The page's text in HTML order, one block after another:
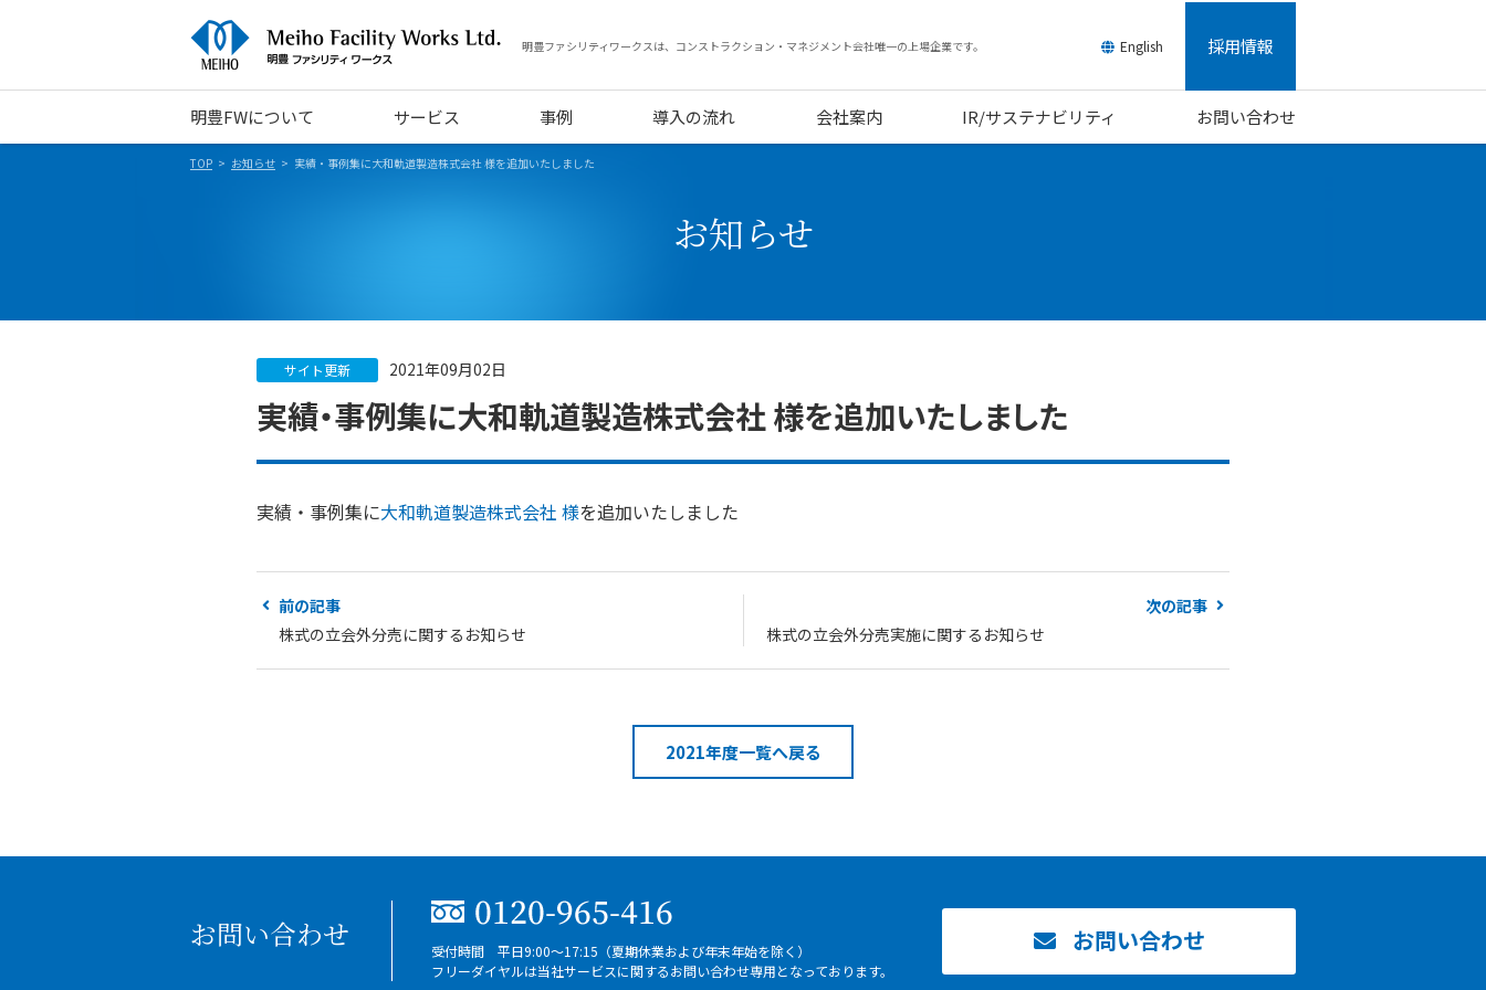
明豊ファシリティワークスは、コンストラクション・マネジメント会社唯一の上場企業です。
明豊FWについて サービス 事例 導入の流れ 会社案内 IR/サステナビリティ
採用情報
お問い合わせ
English
TOP お知らせ 実績・事例集に大和軌道製造株式会社 様を追加いたしました
お知らせ
サイト更新 2021年09月02日
実績・事例集に大和軌道製造株式会社 様を追加いたしました
実績・事例集に大和軌道製造株式会社 様を追加いたしました
前の記事
株式の立会外分売に関するお知らせ
次の記事
株式の立会外分売実施に関するお知らせ
2021年度一覧へ戻る
お問い合わせ
受付時間 平日9:00～17:15（夏期休業および年末年始を除く）
フリーダイヤルは当社サービスに関するお問い合わせ専用となっております。
お問い合わせ